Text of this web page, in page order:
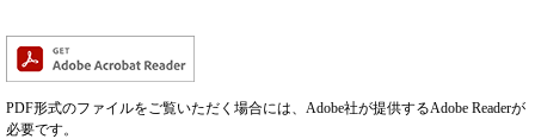
PDF形式のファイルをご覧いただく場合には、Adobe社が提供するAdobe Readerが
必要です。